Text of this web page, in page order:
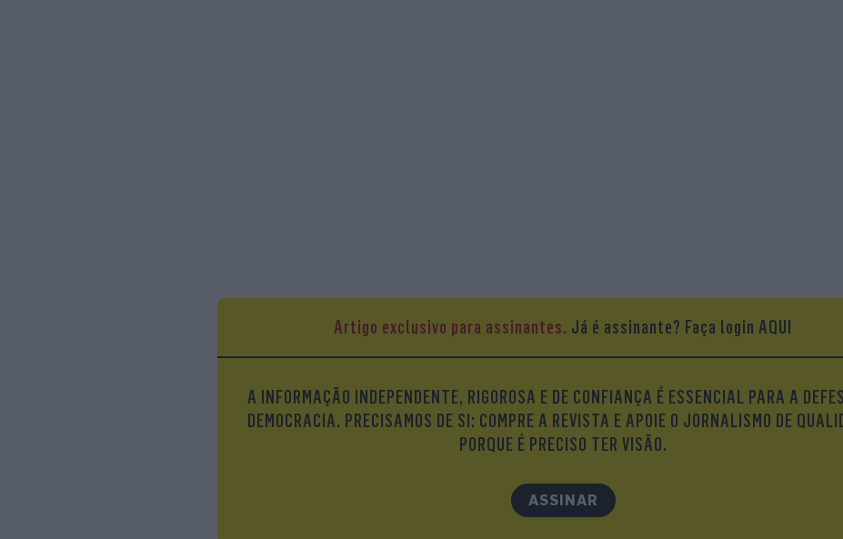
Artigo exclusivo para assinantes. Já é assinante? Faça login AQUI
A INFORMAÇÃO INDEPENDENTE, RIGOROSA E DE CONFIANÇA É ESSENCIAL PARA A
DEMOCRACIA. PRECISAMOS DE SI: COMPRE A REVISTA E APOIE O JORNALISMO DE
PORQUE É PRECISO TER VISÃO.
ASSINAR